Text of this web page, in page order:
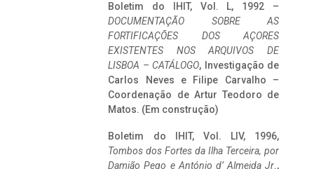
Boletim do IHIT, Vol. L, 1992 –
DOCUMENTAÇÃO SOBRE AS
FORTIFICAÇÕES DOS AÇORES
EXISTENTES NOS ARQUIVOS DE
LISBOA – CATÁLOGO, Investigação de
Carlos Neves e Filipe Carvalho –
Coordenação de Artur Teodoro de
Matos. (Em construção)
Boletim do IHIT, Vol. LIV, 1996,
Tombos dos Fortes da Ilha Terceira, por
Damião Pego e António d’ Almeida Jr.,